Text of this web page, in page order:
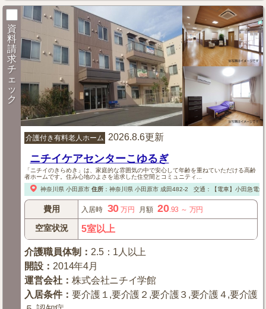
資
料
請
求
チ
ェ
ッ
ク
介護付き有料老人ホーム 2026.8.6更新
ニチイケアセンターこゆるぎ
「ニチイのきらめき」は、家庭的な雰囲気の中で安心して年齢を重ねていただける高齢
者ホームです。住み心地のよさを追求した住空間とコミュニティ...
神奈川県 小田原市 住所： 神奈川県 小田原市成田482-2 交通：【電車】小田急電
費用 入居時 30 万円 月額 20.93 ～ 万円
空室状況 5室以上
介護職員体制 ： 2.5：1人以上
開設 ： 2014年4月
運営会社 ：株式会社ニチイ学館
入居条件：要介護１,要介護２,要介護３,要介護４,要介護